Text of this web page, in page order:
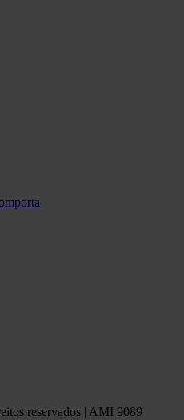
reservados | AMI 9089